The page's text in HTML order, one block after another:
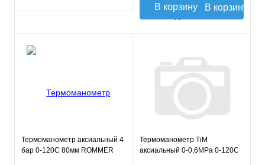
В корзину
Термоманометр аксиальный 4
бар 0-120С 80мм ROMMER
Термоманометр TiM
аксиальный 0-0,6МРа 0-120С